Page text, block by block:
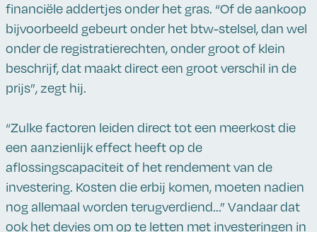
financiële addertjes onder het gras. “Of de aankoop
bijvoorbeeld gebeurt onder het btw-stelsel, dan wel
onder de registratierechten, onder groot of klein
beschrijf, dat maakt direct een groot verschil in de
prijs”, zegt hij.
“Zulke factoren leiden direct tot een meerkost die
een aanzienlijk effect heeft op de
aflossingscapaciteit of het rendement van de
investering. Kosten die erbij komen, moeten nadien
nog allemaal worden terugverdiend...” Vandaar dat
ook het devies om op te letten met investeringen in